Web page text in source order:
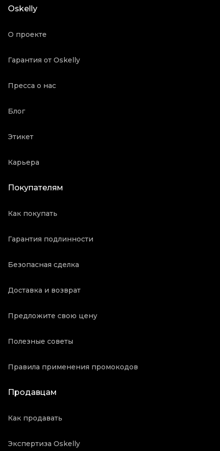
Продавец
Oskelly
О проекте
Гарантия от Oskelly
Пресса о нас
Блог
Этикет
Карьера
Покупателям
Как покупать
Гарантия подлинности
Безопасная сделка
Доставка и возврат
Предложите свою цену
Полезные советы
Правила применения промокодов
Продавцам
Как продавать
Экспертиза Oskelly